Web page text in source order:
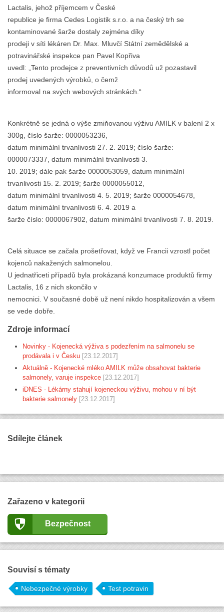
Lactalis, jehož příjemcem v České
republice je firma Cedes Logistik s.r.o. a na český trh se
kontaminované šarže dostaly zejména díky
prodeji v síti lékáren Dr. Max. Mluvčí Státní zemědělské a
potravinářské inspekce pan Pavel Kopřiva
uvedl: „Tento prodejce z preventivních důvodů už pozastavil
prodej uvedených výrobků, o čemž
informoval na svých webových stránkách.“
Konkrétně se jedná o výše zmiňovanou výživu AMILK v balení 2 x
300g, číslo šarže: 0000053236,
datum minimální trvanlivosti 27. 2. 2019; číslo šarže:
0000073337, datum minimální trvanlivosti 3.
10. 2019; dále pak šarže 0000053059, datum minimální
trvanlivosti 15. 2. 2019; šarže 0000055012,
datum minimální trvanlivosti 4. 5. 2019; šarže 0000054678,
datum minimální trvanlivosti 6. 4. 2019 a
šarže číslo: 0000067902, datum minimální trvanlivosti 7. 8. 2019.
Celá situace se začala prošetřovat, když ve Francii vzrostl počet
kojenců nakažených salmonelou.
U jednatřiceti případů byla prokázaná konzumace produktů firmy
Lactalis, 16 z nich skončilo v
nemocnici. V současné době už není nikdo hospitalizován a všem
se vede dobře.
Zdroje informací
Novinky - Kojenecká výživa s podezřením na salmonelu se
prodávala i v Česku [23.12.2017]
Aktuálně - Kojenecké mléko AMILK může obsahovat bakterie
salmonely, varuje inspekce [23.12.2017]
iDNES - Lékárny stahují kojeneckou výživu, mohou v ní být
bakterie salmonely [23.12.2017]
Sdílejte článek
Zařazeno v kategorii
Bezpečnost
Souvisí s tématy
Nebezpečné výrobky Test potravin